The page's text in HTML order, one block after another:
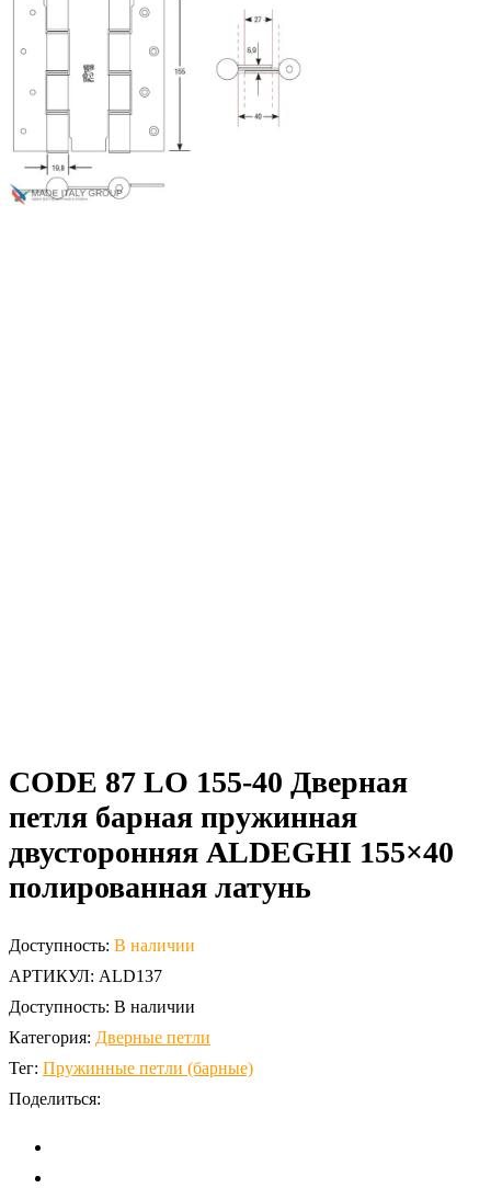
CODE 87 LO 155-40 Дверная
петля барная пружинная
двусторонняя ALDEGHI 155×40
полированная латунь
Доступность: В наличии
АРТИКУЛ: ALD137
Доступность: В наличии
Категория: Дверные петли
Тег: Пружинные петли (барные)
Поделиться: